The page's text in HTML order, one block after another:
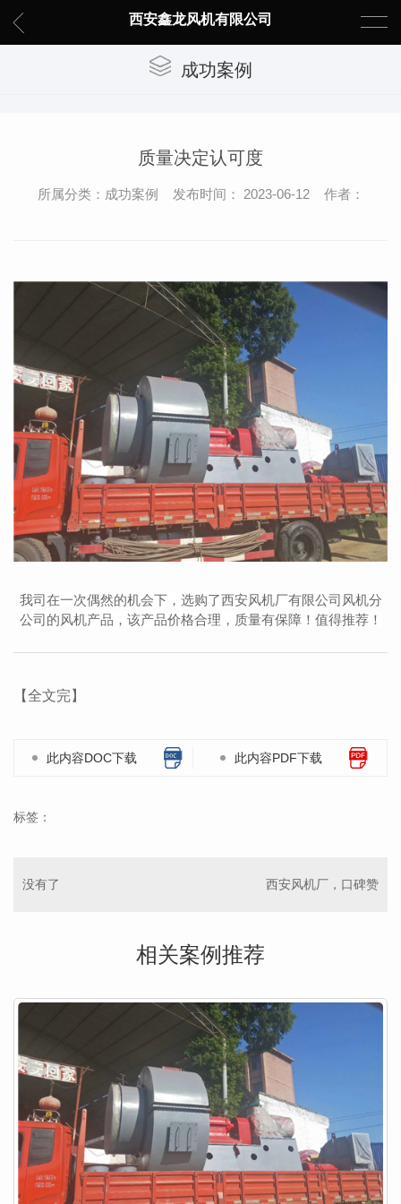
西安鑫龙风机有限公司
成功案例
质量决定认可度
所属分类：成功案例 发布时间： 2023-06-12 作者：
我司在一次偶然的机会下，选购了西安风机厂有限公司风机分
公司的风机产品，该产品价格合理，质量有保障！值得推荐！
【全文完】
此内容DOC下载 此内容PDF下载
标签：
没有了 西安风机厂，口碑赞
相关案例推荐